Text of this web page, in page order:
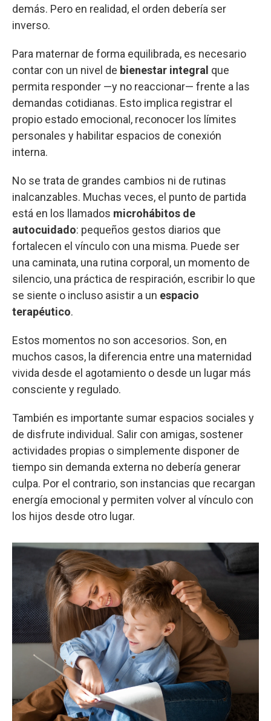
demás. Pero en realidad, el orden debería ser
inverso.
Para maternar de forma equilibrada, es necesario
contar con un nivel de bienestar integral que
permita responder —y no reaccionar— frente a las
demandas cotidianas. Esto implica registrar el
propio estado emocional, reconocer los límites
personales y habilitar espacios de conexión
interna.
No se trata de grandes cambios ni de rutinas
inalcanzables. Muchas veces, el punto de partida
está en los llamados microhábitos de
autocuidado: pequeños gestos diarios que
fortalecen el vínculo con una misma. Puede ser
una caminata, una rutina corporal, un momento de
silencio, una práctica de respiración, escribir lo que
se siente o incluso asistir a un espacio
terapéutico.
Estos momentos no son accesorios. Son, en
muchos casos, la diferencia entre una maternidad
vivida desde el agotamiento o desde un lugar más
consciente y regulado.
También es importante sumar espacios sociales y
de disfrute individual. Salir con amigas, sostener
actividades propias o simplemente disponer de
tiempo sin demanda externa no debería generar
culpa. Por el contrario, son instancias que recargan
energía emocional y permiten volver al vínculo con
los hijos desde otro lugar.